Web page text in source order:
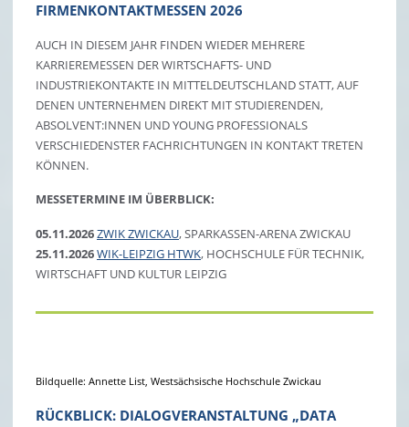
FIRMENKONTAKTMESSEN 2026
AUCH IN DIESEM JAHR FINDEN WIEDER MEHRERE
KARRIEREMESSEN DER WIRTSCHAFTS- UND
INDUSTRIEKONTAKTE IN MITTELDEUTSCHLAND STATT, AUF
DENEN UNTERNEHMEN DIREKT MIT STUDIERENDEN,
ABSOLVENT:INNEN UND YOUNG PROFESSIONALS
VERSCHIEDENSTER FACHRICHTUNGEN IN KONTAKT TRETEN
KÖNNEN.
MESSETERMINE IM ÜBERBLICK:
05.11.2026ZWIK ZWICKAU, SPARKASSEN-ARENA ZWICKAU
25.11.2026WIK-LEIPZIG HTWK, HOCHSCHULE FÜR TECHNIK,
WIRTSCHAFT UND KULTUR LEIPZIG
Bildquelle: Annette List, Westsächsische Hochschule Zwickau
RÜCKBLICK: DIALOGVERANSTALTUNG „DATA